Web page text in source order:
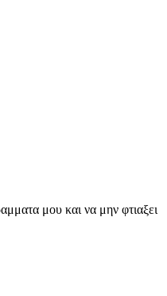
μου και να μην φτιαξει